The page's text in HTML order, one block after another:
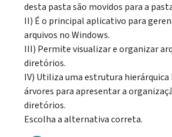
desta pasta são movidos para a
II) É o principal aplicativo para
arquivos no Windows.
III) Permite visualizar e organizar
diretórios.
IV) Utiliza uma estrutura hierárquica
árvores para apresentar a
diretórios.
Escolha a alternativa correta.